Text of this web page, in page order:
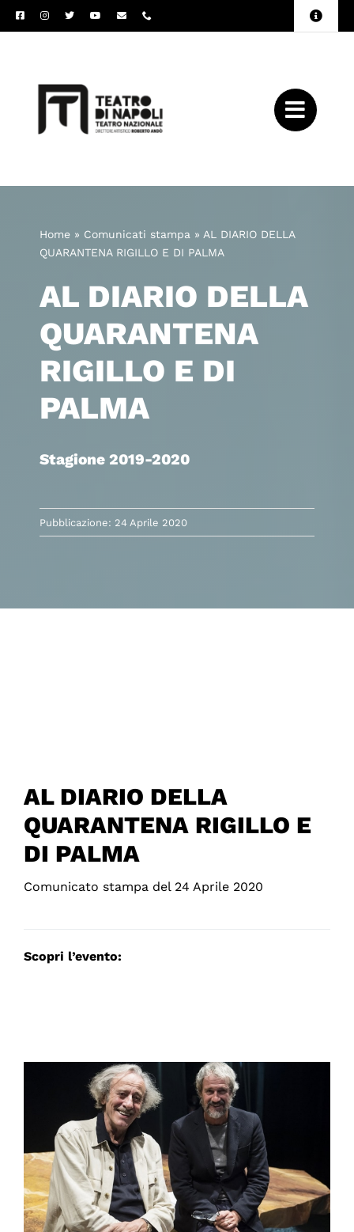
Salta
al
Toggle
Home» Comunicati stampa » AL DIARIO DELLA
QUARANTENA RIGILLO E DI PALMA
AL DIARIO DELLA
QUARANTENA
RIGILLO E DI
PALMA
Stagione 2019-2020
Pubblicazione: 24 Aprile 2020
AL DIARIO DELLA
QUARANTENA RIGILLO E
DI PALMA
Comunicato stampa del 24 Aprile 2020
Scopri l’evento: